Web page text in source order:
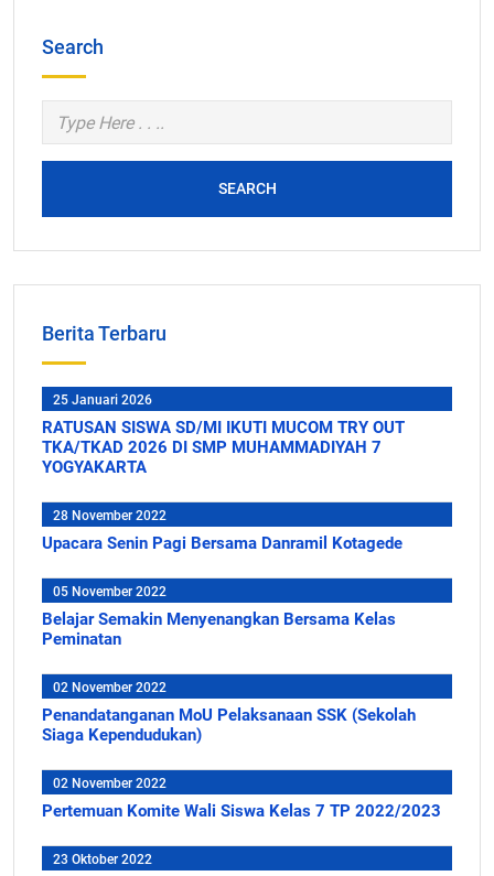
Search
SEARCH
Berita Terbaru
25 Januari 2026
RATUSAN SISWA SD/MI IKUTI MUCOM TRY OUT
TKA/TKAD 2026 DI SMP MUHAMMADIYAH 7
YOGYAKARTA
28 November 2022
Upacara Senin Pagi Bersama Danramil Kotagede
05 November 2022
Belajar Semakin Menyenangkan Bersama Kelas
Peminatan
02 November 2022
Penandatanganan MoU Pelaksanaan SSK (Sekolah
Siaga Kependudukan)
02 November 2022
Pertemuan Komite Wali Siswa Kelas 7 TP 2022/2023
23 Oktober 2022